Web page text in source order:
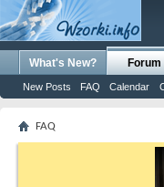
What's New? Forum
New Posts FAQ Calendar
FAQ